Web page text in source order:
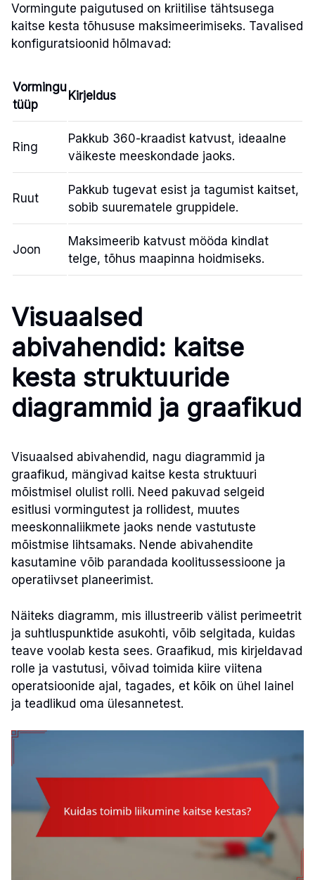
Vormingute paigutused on kriitilise tähtsusega
kaitse kesta tõhususe maksimeerimiseks. Tavalised
konfiguratsioonid hõlmavad:
Vormingu
tüüp
Kirjeldus
Ring
Pakkub 360-kraadist katvust, ideaalne
väikeste meeskondade jaoks.
Ruut
Pakkub tugevat esist ja tagumist kaitset,
sobib suurematele gruppidele.
Joon
Maksimeerib katvust mööda kindlat
telge, tõhus maapinna hoidmiseks.
Visuaalsed
abivahendid: kaitse
kesta struktuuride
diagrammid ja graafikud
Visuaalsed abivahendid, nagu diagrammid ja
graafikud, mängivad kaitse kesta struktuuri
mõistmisel olulist rolli. Need pakuvad selgeid
esitlusi vormingutest ja rollidest, muutes
meeskonnaliikmete jaoks nende vastutuste
mõistmise lihtsamaks. Nende abivahendite
kasutamine võib parandada koolitussessioone ja
operatiivset planeerimist.
Näiteks diagramm, mis illustreerib välist perimeetrit
ja suhtluspunktide asukohti, võib selgitada, kuidas
teave voolab kesta sees. Graafikud, mis kirjeldavad
rolle ja vastutusi, võivad toimida kiire viitena
operatsioonide ajal, tagades, et kõik on ühel lainel
ja teadlikud oma ülesannetest.